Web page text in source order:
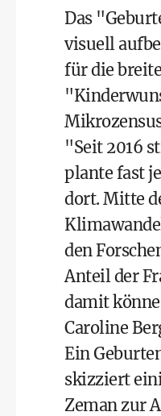
Das
visuell
für die
"Seit 2016
plante fast
dort. Mitte
den
Anteil der
damit
Caroline
Ein
skizziert
Zeman zur